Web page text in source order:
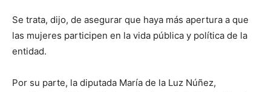
Se trata, dijo, de asegurar que haya más apertura a que
las mujeres participen en la vida pública y política de la
entidad.
Por su parte, la diputada María de la Luz Núñez,